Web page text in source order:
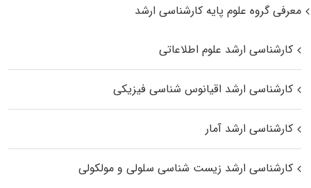
معرفی گروه علوم پایه کارشناسی ارشد
کارشناسی ارشد علوم اطلاعاتی
کارشناسی ارشد اقیانوس‌ شناسی فیزیکی
کارشناسی ارشد آمار
کارشناسی ارشد زیست شناسی سلولی و مولکولی